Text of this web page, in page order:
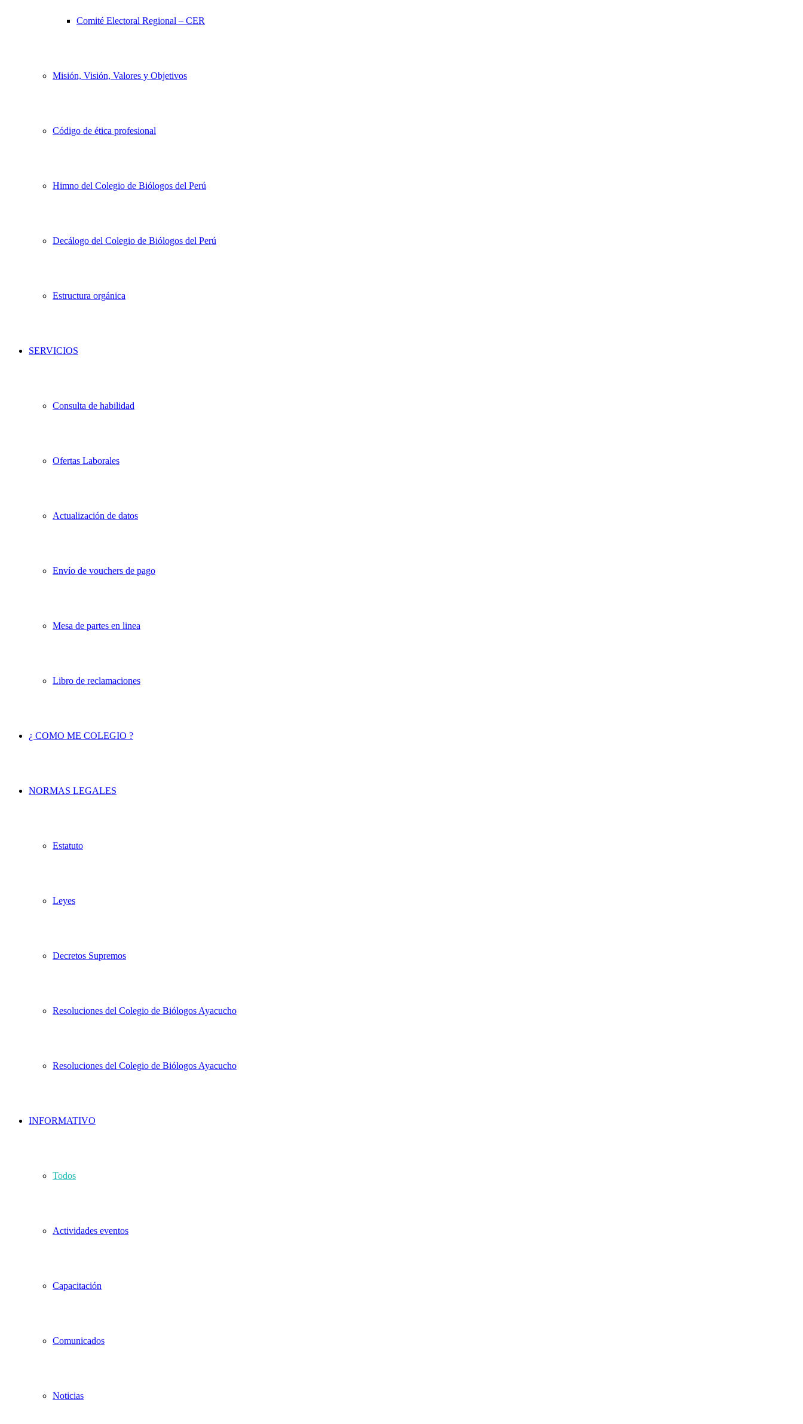
Comité Electoral Regional – CER
Misión, Visión, Valores y Objetivos
Código de ética profesional
Himno del Colegio de Biólogos del Perú
Decálogo del Colegio de Biólogos del Perú
Estructura orgánica
SERVICIOS
Consulta de habilidad
Ofertas Laborales
Actualización de datos
Envío de vouchers de pago
Mesa de partes en linea
Libro de reclamaciones
¿ COMO ME COLEGIO ?
NORMAS LEGALES
Estatuto
Leyes
Decretos Supremos
Resoluciones del Colegio de Biólogos Ayacucho
Resoluciones del Colegio de Biólogos Ayacucho
INFORMATIVO
Todos
Actividades eventos
Capacitación
Comunicados
Noticias